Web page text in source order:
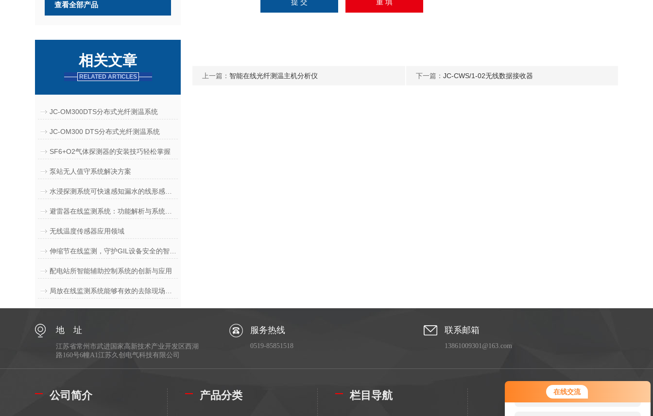
在线交流
您好！欢迎前来咨询，很高兴为您
服务，请问您要咨询什么问题呢？
查看全部产品
相关文章
RELATED ARTICLES
JC-OM300DTS分布式光纤测温系统
JC-OM300 DTS分布式光纤测温系统
SF6+O2气体探测器的安装技巧轻松掌握
泵站无人值守系统解决方案
无线温度传感器应用领域
配电站所智能辅助控制系统的创新与应用
上一篇： 智能在线光纤测温主机分析仪 下一篇： JC-CWS/1-02无线数据接收器
地 址
江苏省常州市武进国家高新技术产业开发区西湖
路160号6幢A1江苏久创电气科技有限公司
服务热线
0519-85851518
联系邮箱
13861009301@163.com
公司简介 产品分类 栏目导航